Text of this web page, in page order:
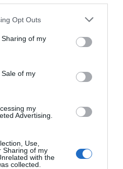
Opt Outs
of my
of my
my
Advertising.
Use,
Sharing of my
with the
collected.
révolutionnent
au quotidien